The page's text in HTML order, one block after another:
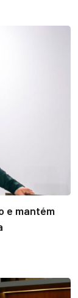
e mantém